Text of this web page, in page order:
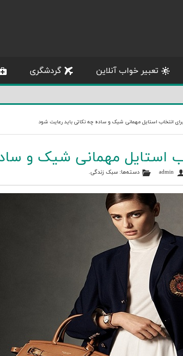
تعبیر خواب آنلاین گردشگری
برای انتخاب استایل مهمانی شیک و ساده چه نکاتی باید رعایت شود
استایل مهمانی شیک و
admin دسته‌ها:سبک زندگی.